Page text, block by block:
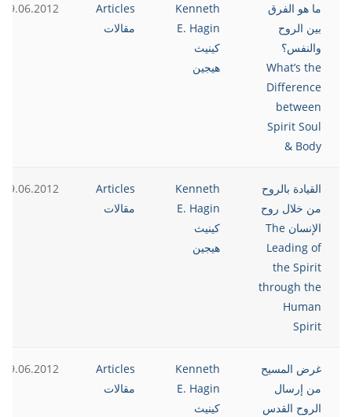
ما هو الفرق
بين الروح
والنفس؟
What’s the
Difference
between
Spirit Soul
& Body
Kenneth
E. Hagin
كينيث
هيجين
Articles
مقالات
19.06.2012
القيادة بالروح
من خلال روح
الإنسان The
Leading of
the Spirit
through the
Human
Spirit
Kenneth
E. Hagin
كينيث
هيجين
Articles
مقالات
19.06.2012
غرض المسيح
من إرسال
الروح القدس
Kenneth
E. Hagin
كينيث
Articles
مقالات
19.06.2012